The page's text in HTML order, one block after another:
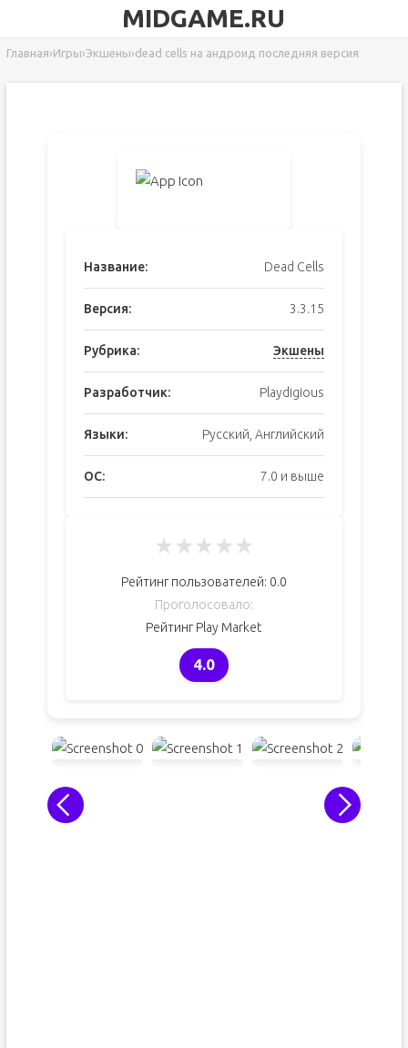
MIDGAME.RU
Главная›Игры›Экшены›dead cells на андроид последняя версия
Название: Dead Cells
Версия: 3.3.15
Рубрика: Экшены
Разработчик: Playdigious
Языки: Русский, Английский
ОС: 7.0 и выше
★★★★★
Рейтинг пользователей: 0.0
Проголосовало:
Рейтинг Play Market
4.0